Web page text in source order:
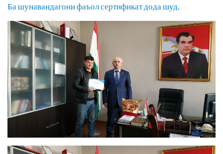
Ба шунавандагони фаъол сертификат дода шуд.